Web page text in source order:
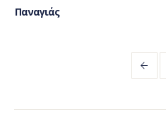
Παναγιάς